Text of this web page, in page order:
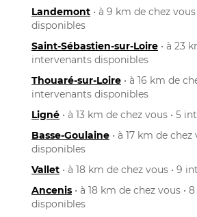
Landemont • à 9 km de chez
disponibles
Saint-Sébastien-sur-Loire • à 23
intervenants disponibles
Thouaré-sur-Loire • à 16 km de
intervenants disponibles
Ligné • à 13 km de chez vous • 5
Basse-Goulaine • à 17 km de
disponibles
Vallet • à 18 km de chez vous • 9
Ancenis • à 18 km de chez vous •
disponibles